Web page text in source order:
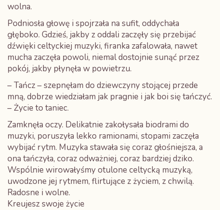
wolna.
Podniosła głowę i spojrzała na sufit, oddychała
głęboko. Gdzieś, jakby z oddali zaczęły się przebijać
dźwięki celtyckiej muzyki, firanka zafalowała, nawet
mucha zaczęła powoli, niemal dostojnie sunąć przez
pokój, jakby płynęła w powietrzu.
– Tańcz – szepnęłam do dziewczyny stojącej przede
mną, dobrze wiedziałam jak pragnie i jak boi się tańczyć.
– Życie to taniec.
Zamknęła oczy. Delikatnie zakołysała biodrami do
muzyki, poruszyła lekko ramionami, stopami zaczęła
wybijać rytm. Muzyka stawała się coraz głośniejsza, a
ona tańczyła, coraz odważniej, coraz bardziej dziko.
Wspólnie wirowałyśmy otulone celtycką muzyką,
uwodzone jej rytmem, flirtujące z życiem, z chwilą.
Radosne i wolne.
Kreujesz swoje życie